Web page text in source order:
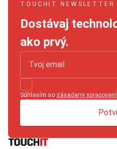
TOUCHIT NEWSLETTER
Dostávaj
ako prvý.
Súhlasím so zásadami